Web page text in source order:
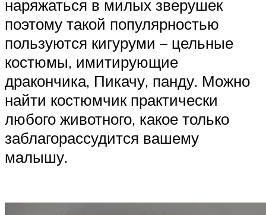
наряжаться в милых зверушек
поэтому такой популярностью
пользуются кигуруми – цельные
костюмы, имитирующие
дракончика, Пикачу, панду. Можно
найти костюмчик практически
любого животного, какое только
заблагорассудится вашему
малышу.